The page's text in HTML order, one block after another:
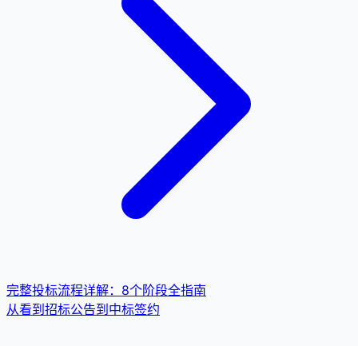
完整投标流程详解：8个阶段全指南
从看到招标公告到中标签约